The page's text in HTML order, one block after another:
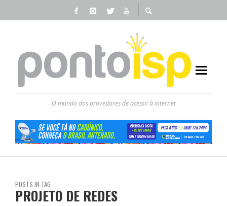
O mundo dos provedores de acesso à internet
POSTS IN TAG
PROJETO DE REDES